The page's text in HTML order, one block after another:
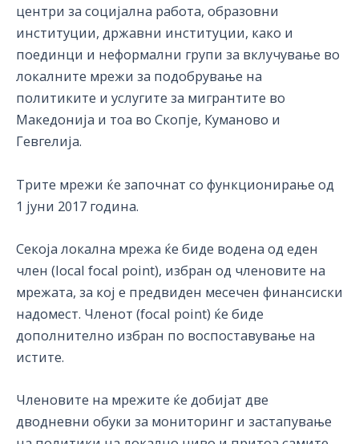
центри за социјална работа, образовни
институции, државни институции, како и
поединци и неформални групи за вклучување во
локалните мрежи за подобрување на
политиките и услугите за мигрантите во
Македонија и тоа во Скопје, Куманово и
Гевгелија.
Трите мрежи ќе започнат со функционирање од
1 јуни 2017 година.
Секоја локална мрежа ќе биде водена од еден
член (local focal point), избран од членовите на
мрежата, за кој е предвиден месечен финансиски
надомест. Членот (focal point) ќе биде
дополнително избран по воспоставување на
истите.
Членовите на мрежите ќе добијат две
дводневни обуки за мониторинг и застапување